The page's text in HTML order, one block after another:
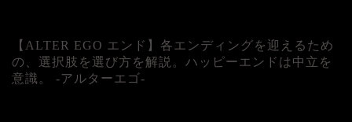
【ALTER EGO エンド】各エンディングを迎えるため
の、選択肢を選び方を解説。ハッピーエンドは中立を
意識。 -アルターエゴ-